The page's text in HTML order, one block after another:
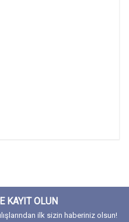
KAYIT OLUN
ilk sizin haberiniz olsun!